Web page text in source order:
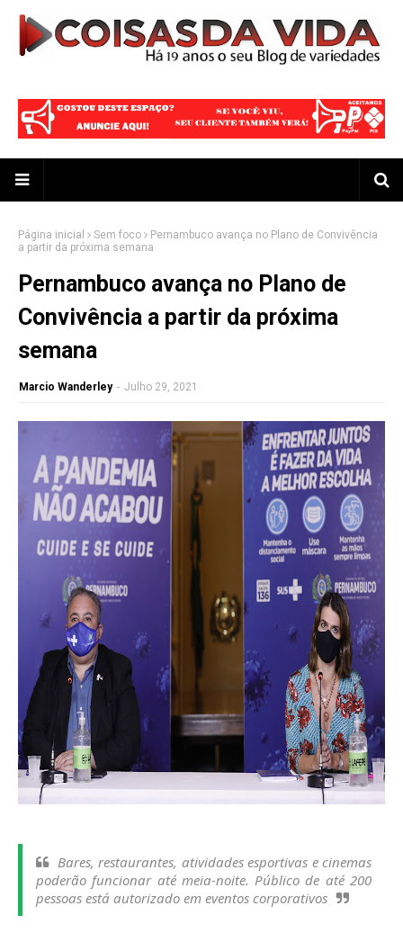
Página inicial Sem foco
Pernambuco avança no Plano de Convivência
a partir da próxima semana
Pernambuco avança no Plano de
Convivência a partir da próxima
semana
Marcio Wanderley - Julho 29, 2021
Bares, restaurantes, atividades esportivas e cinemas
poderão funcionar até meia-noite. Público de até 200
pessoas está autorizado em eventos corporativos